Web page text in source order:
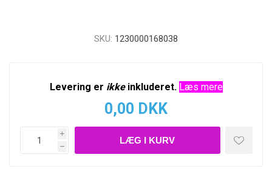
SKU: 1230000168038
Levering er ikkeinkluderet. Læs mere
0,00 DKK
i
h